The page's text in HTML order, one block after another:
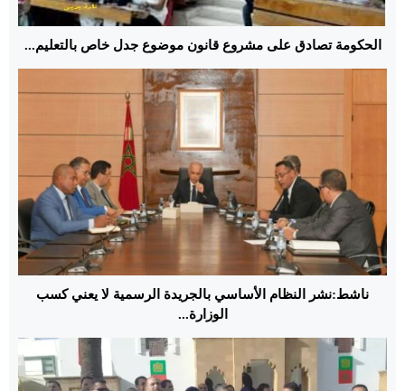
الحكومة تصادق على مشروع قانون موضوع جدل خاص بالتعليم...
ناشط:نشر النظام الأساسي بالجريدة الرسمية لا يعني كسب
الوزارة...